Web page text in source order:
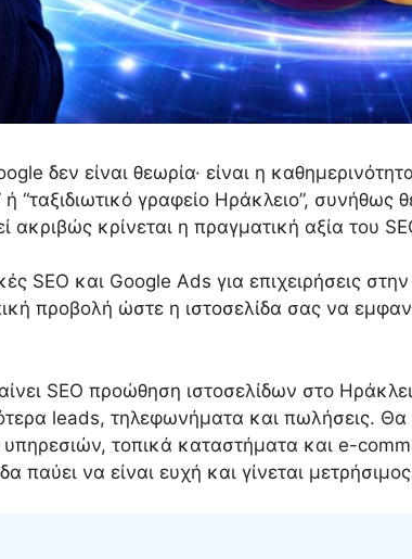
δεν είναι θεωρία· είναι η
“ταξιδιωτικό γραφείο Ηράκλειο”,
κρίνεται η πραγματική αξία του
SEO και Google Ads για επιχειρήσεις
προβολή ώστε η ιστοσελίδα σας να
SEO προώθηση ιστοσελίδων στο
leads, τηλεφωνήματα και πωλήσεις. Θα
υπηρεσιών, τοπικά καταστήματα και e-
παύει να είναι ευχή και γίνεται